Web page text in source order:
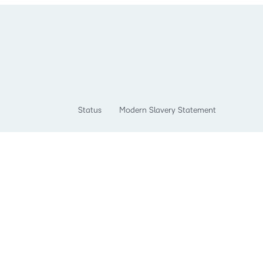
Status Modern Slavery Statement